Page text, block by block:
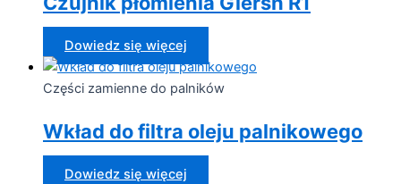
Dowiedz się więcej
Części zamienne do palników
Wkład do filtra oleju palnikowego
Dowiedz się więcej